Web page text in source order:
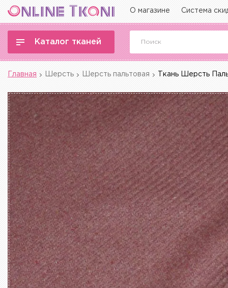
О магазине Система
Каталог тканей
Главная Шерсть Шерсть пальтовая Ткань Шерсть